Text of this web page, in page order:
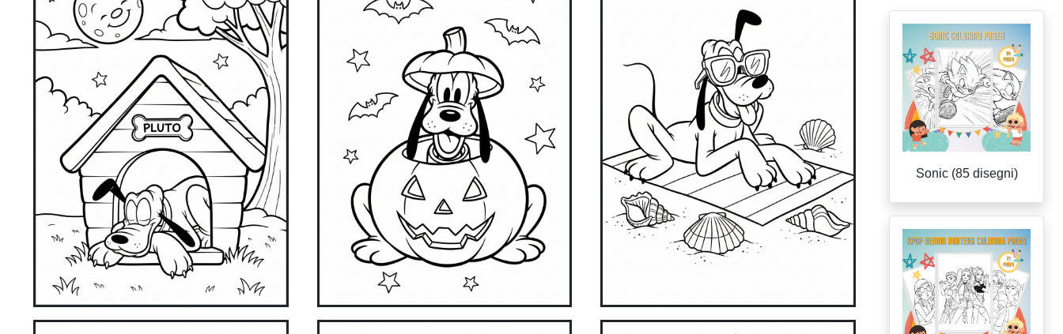
Sonic (85 disegni)